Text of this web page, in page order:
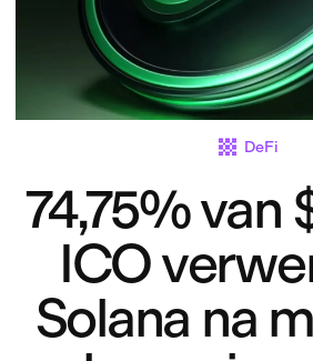
DeFi
74,75% van
ICO
Solana na